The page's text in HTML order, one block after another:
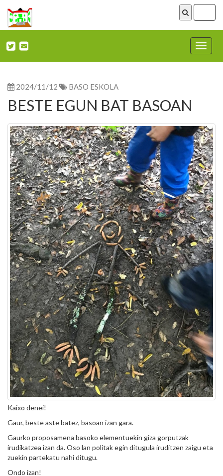
ireki
2024/11/12 BASO ESKOLA
BESTE EGUN BAT BASOAN
Kaixo denei!
Gaur, beste aste batez, basoan izan gara.
Gaurko proposamena basoko elementuekin giza gorputzak
irudikatzea izan da. Oso lan politak egin ditugula iruditzen zaigu eta
zuekin partekatu nahi ditugu.
Ondo izan!